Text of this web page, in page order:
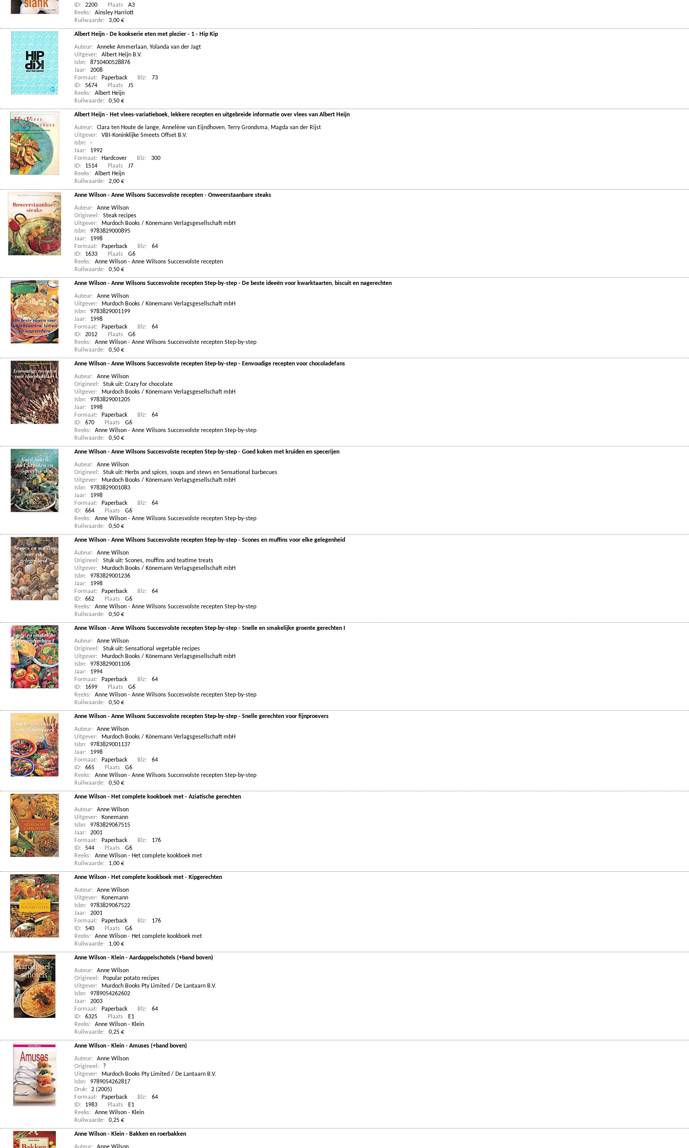
ID:
2200 Plaats
A3
Reeks:
Ainsley Harriott
Ruilwaarde:
3,00 €
Albert Heijn - De kookserie eten met plezier - 1 - Hip Kip
Auteur: Anneke Ammerlaan, Yolanda van der Jagt
Uitgever:
Albert Heijn B.V.
Isbn:
8710400528876
Jaar:
2008
Formaat:
Paperback Blz:
73
ID:
5674 Plaats
J5
Reeks:
Albert Heijn
Ruilwaarde:
0,50 €
Albert Heijn - Het vlees-variatieboek, lekkere recepten en uitgebreide informatie over vlees van Albert Heijn
Auteur: Clara ten Houte de lange, Annelène van Eijndhoven, Terry Grondsma, Magda van der Rijst
Uitgever:
VBI-Koninklijke Smeets Offset B.V.
Isbn:
-
Jaar:
1992
Formaat:
Hardcover Blz:
300
ID:
1514 Plaats
J7
Reeks:
Albert Heijn
Ruilwaarde:
2,00 €
Anne Wilson - Anne Wilsons Succesvolste recepten - Onweerstaanbare steaks
Auteur:
Anne Wilson
Origineel:
Steak recipes
Uitgever:
Murdoch Books / Könemann Verlagsgesellschaft mbH
Isbn:
9783829000895
Jaar:
1998
Formaat:
Paperback Blz:
64
ID:
1633 Plaats
G6
Reeks:
Anne Wilson - Anne Wilsons Succesvolste recepten
Ruilwaarde:
0,50 €
Anne Wilson - Anne Wilsons Succesvolste recepten Step-by-step - De beste ideeën voor kwarktaarten, biscuit en nagerechten
Auteur:
Anne Wilson
Uitgever:
Murdoch Books / Könemann Verlagsgesellschaft mbH
Isbn:
9783829001199
Jaar:
1998
Formaat:
Paperback Blz:
64
ID:
2012 Plaats
G6
Reeks:
Anne Wilson - Anne Wilsons Succesvolste recepten Step-by-step
Ruilwaarde:
0,50 €
Anne Wilson - Anne Wilsons Succesvolste recepten Step-by-step - Eenvoudige recepten voor chocoladefans
Auteur:
Anne Wilson
Origineel:
Stuk uit: Crazy for chocolate
Uitgever:
Murdoch Books / Könemann Verlagsgesellschaft mbH
Isbn:
9783829001205
Jaar:
1998
Formaat:
Paperback Blz:
64
ID:
670 Plaats
G6
Reeks:
Anne Wilson - Anne Wilsons Succesvolste recepten Step-by-step
Ruilwaarde:
0,50 €
Anne Wilson - Anne Wilsons Succesvolste recepten Step-by-step - Goed koken met kruiden en specerijen
Auteur:
Anne Wilson
Origineel:
Stuk uit: Herbs and spices, soups and stews en Sensational barbecues
Uitgever:
Murdoch Books / Könemann Verlagsgesellschaft mbH
Isbn:
9783829001083
Jaar:
1998
Formaat:
Paperback Blz:
64
ID:
664 Plaats
G6
Reeks:
Anne Wilson - Anne Wilsons Succesvolste recepten Step-by-step
Ruilwaarde:
0,50 €
Anne Wilson - Anne Wilsons Succesvolste recepten Step-by-step - Scones en muffins voor elke gelegenheid
Auteur:
Anne Wilson
Origineel:
Stuk uit: Scones, muffins and teatime treats
Uitgever:
Murdoch Books / Könemann Verlagsgesellschaft mbH
Isbn:
9783829001236
Jaar:
1998
Formaat:
Paperback Blz:
64
ID:
662 Plaats
G6
Reeks:
Anne Wilson - Anne Wilsons Succesvolste recepten Step-by-step
Ruilwaarde:
0,50 €
Anne Wilson - Anne Wilsons Succesvolste recepten Step-by-step - Snelle en smakelijke groente gerechten I
Auteur:
Anne Wilson
Origineel:
Stuk uit: Sensational vegetable recipes
Uitgever:
Murdoch Books / Könemann Verlagsgesellschaft mbH
Isbn:
9783829001106
Jaar:
1994
Formaat:
Paperback Blz:
64
ID:
1699 Plaats
G6
Reeks:
Anne Wilson - Anne Wilsons Succesvolste recepten Step-by-step
Ruilwaarde:
0,50 €
Anne Wilson - Anne Wilsons Succesvolste recepten Step-by-step - Snelle gerechten voor fijnproevers
Auteur:
Anne Wilson
Uitgever:
Murdoch Books / Könemann Verlagsgesellschaft mbH
Isbn:
9783829001137
Jaar:
1998
Formaat:
Paperback Blz:
64
ID:
665 Plaats
G6
Reeks:
Anne Wilson - Anne Wilsons Succesvolste recepten Step-by-step
Ruilwaarde:
0,50 €
Anne Wilson - Het complete kookboek met - Aziatische gerechten
Auteur:
Anne Wilson
Uitgever:
Konemann
Isbn:
9783829067515
Jaar:
2001
Formaat:
Paperback Blz:
176
ID:
544 Plaats
G6
Reeks:
Anne Wilson - Het complete kookboek met
Ruilwaarde:
1,00 €
Anne Wilson - Het complete kookboek met - Kipgerechten
Auteur:
Anne Wilson
Uitgever:
Konemann
Isbn:
9783829067522
Jaar:
2001
Formaat:
Paperback Blz:
176
ID:
540 Plaats
G6
Reeks:
Anne Wilson - Het complete kookboek met
Ruilwaarde:
1,00 €
Anne Wilson - Klein - Aardappelschotels (+band boven)
Auteur:
Anne Wilson
Origineel:
Popular potato recipes
Uitgever:
Murdoch Books Pty Limited / De Lantaarn B.V.
Isbn:
9789054262602
Jaar:
2003
Formaat:
Paperback Blz:
64
ID:
6325 Plaats
E1
Reeks:
Anne Wilson - Klein
Ruilwaarde:
0,25 €
Anne Wilson - Klein - Amuses (+band boven)
Auteur:
Anne Wilson
Origineel:
?
Uitgever:
Murdoch Books Pty Limited / De Lantaarn B.V.
Isbn:
9789054262817
Druk:
2 (2005)
Formaat:
Paperback Blz:
64
ID:
1983 Plaats
E1
Reeks:
Anne Wilson - Klein
Ruilwaarde:
0,25 €
Anne Wilson - Klein - Bakken en roerbakken